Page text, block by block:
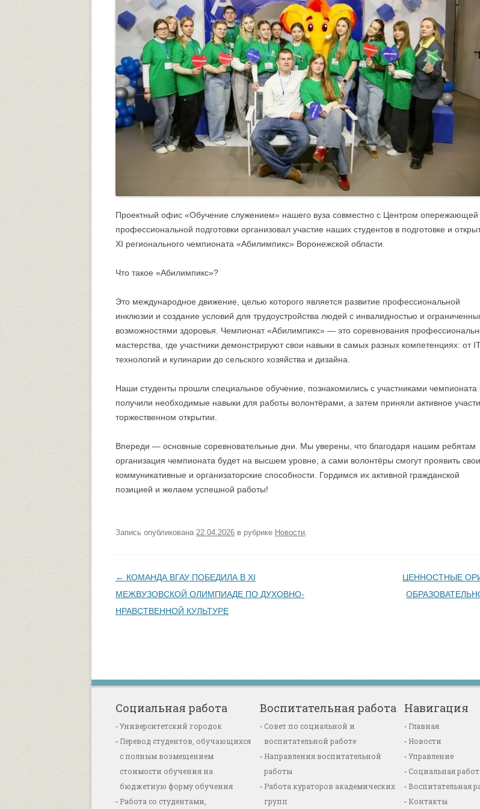
Университетский городок
Психологическая служба
Центр культуры и творчества
Спортивно-оздоровительный центр
Центр гражданско-патриотического
воспитания и просвещения
ОБЩЕСТВЕННЫЕ ОРГАНИЗАЦИИ
Питание
Центр культуры и творчества
«отлично»
Именные стипендии
Материальная поддержка
безопасность
Спортивно-оздоровительное
направление
Штаб студенческих отрядов
Проектный офис «Обучение служением» нашего вуза совместно с Центром опережающей
профессиональной подготовки организовал участие наших студентов в подготовке и
XI регионального чемпионата «Абилимпикс» Воронежской области.
Что такое «Абилимпикс»?
Это международное движение, целью которого является развитие профессиональной
инклюзии и создание условий для трудоустройства людей с инвалидностью и
возможностями здоровья. Чемпионат «Абилимпикс» — это соревнования
мастерства, где участники демонстрируют свои навыки в самых разных компетенциях: от
технологий и кулинарии до сельского хозяйства и дизайна.
Наши студенты прошли специальное обучение, познакомились с участниками чемпионата
получили необходимые навыки для работы волонтёрами, а затем приняли активное
торжественном открытии.
Впереди — основные соревновательные дни. Мы уверены, что благодаря нашим ребятам
организация чемпионата будет на высшем уровне, а сами волонтёры смогут проявить свои
коммуникативные и организаторские способности. Гордимся их активной гражданской
позицией и желаем успешной работы!
Запись опубликована 22.04.2026 в рубрике Новости.
Навигация по записям
← КОМАНДА ВГАУ ПОБЕДИЛА В XI
МЕЖВУЗОВСКОЙ ОЛИМПИАДЕ ПО ДУХОВНО-
НРАВСТВЕННОЙ КУЛЬТУРЕ
ЦЕННОСТНЫЕ
Социальная работа
Университетский городок
Перевод студентов, обучающихся
с полным возмещением
стоимости обучения на
бюджетную форму обучения
Работа со студентами,
Воспитательная работа
Совет по социальной и
воспитательной работе
Направления воспитательной
работы
Работа кураторов академических
групп
Навигация
Главная
Новости
Управление
Социальная
Воспитательная
Контакты